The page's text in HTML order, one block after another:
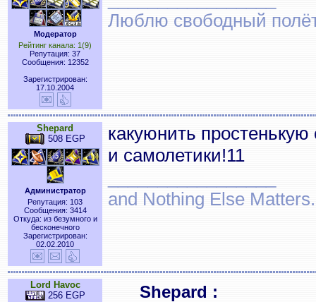
Модератор
Рейтинг канала: 1(9)
Репутация: 37
Сообщения: 12352
Зарегистрирован:
17.10.2004
Люблю свободный
Shepard
508 EGP
Администратор
Репутация: 103
Сообщения: 3414
Откуда: из безумного и
бесконечного
Зарегистрирован:
02.02.2010
какуюнить
и самолетики!11
and Nothing Else
Lord Havoc
256 EGP
Shepard :